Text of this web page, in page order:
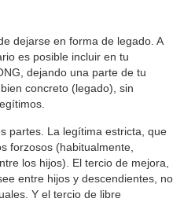
dejarse en forma de legado. A
es posible incluir en tu
dejando una parte de tu
concreto (legado), sin
partes. La legítima estricta, que
forzosos (habitualmente,
los hijos). El tercio de mejora,
entre hijos y descendientes, no
Y el tercio de libre